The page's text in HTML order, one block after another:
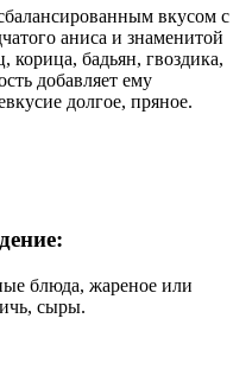
вкусом с
аниса и знаменитой
корица, бадьян, гвоздика,
добавляет ему
долгое, пряное.
блюда, жареное или
сыры.